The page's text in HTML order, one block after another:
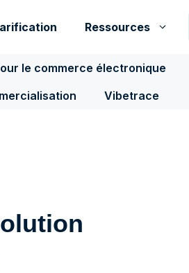
Ressources
le commerce électronique
Vibetrace